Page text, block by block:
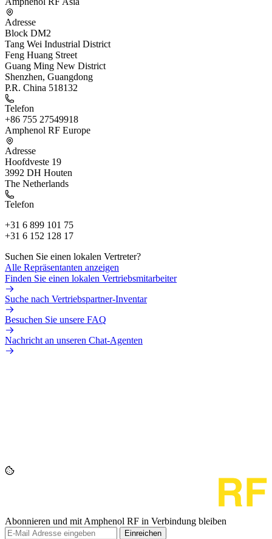
Adresse
Block DM2
Tang Wei Industrial District
Feng Huang Street
Guang Ming New District
Shenzhen, Guangdong
P.R. China 518132
Telefon
+86 755 27549918
Amphenol RF Europe
Adresse
Hoofdveste 19
3992 DH Houten
The Netherlands
Telefon
+31 6 899 101 75
+31 6 152 128 17
Suchen Sie einen lokalen Vertreter?
Alle Repräsentanten anzeigen
Finden Sie einen lokalen Vertriebsmitarbeiter
Suche nach Vertriebspartner-Inventar
Besuchen Sie unsere FAQ
Nachricht an unseren Chat-Agenten
Abonnieren und mit Amphenol RF in Verbindung bleiben
Einreichen